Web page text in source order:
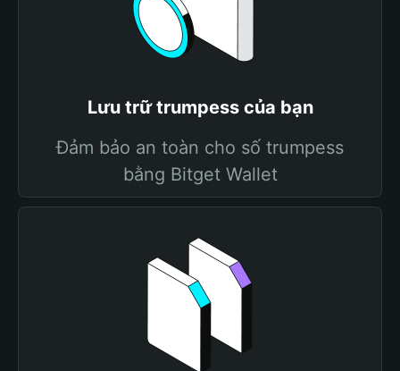
Lưu trữ trumpess của bạn
Đảm bảo an toàn cho số trumpess
bằng Bitget Wallet